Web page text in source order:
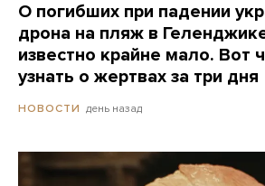
О погибших при падении
дрона на пляж в
известно крайне мало. Вот
узнать о жертвах за три дня
НОВОСТИ день назад